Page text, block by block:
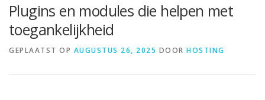
WCAG CHECKER / VALIDATOR
Plugins en modules die helpen met
toegankelijkheid
GEPLAATST OP AUGUSTUS 26, 2025 DOOR HOSTING